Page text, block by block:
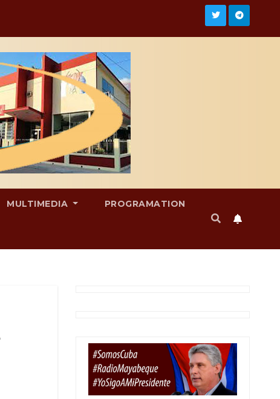
MULTIMEDIA PROGRAMATION